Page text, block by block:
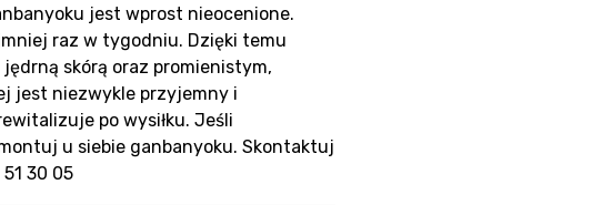
jest wprost nieocenione.
raz w tygodniu. Dzięki temu
skórą oraz promienistym,
jest niezwykle przyjemny i
po wysiłku. Jeśli
u siebie ganbanyoku. Skontaktuj
30 05